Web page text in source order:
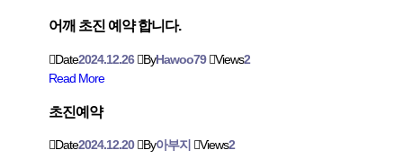
어깨 초진 예약 합니다.
Date2024.12.26 ByHawoo79 Views2
Read More
초진예약
Date2024.12.20 By아부지 Views2